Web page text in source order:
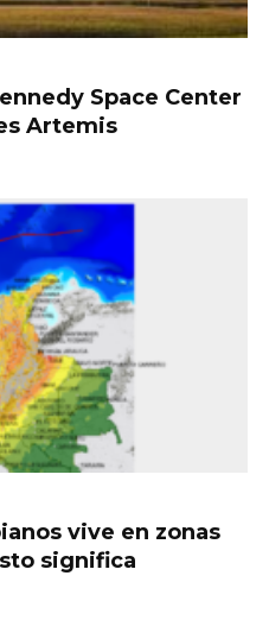
Space Center
Artemis
vive en zonas
significa